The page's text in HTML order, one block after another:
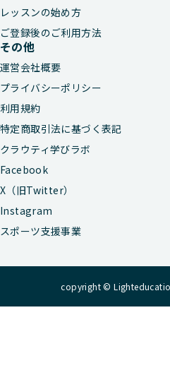
レッスンの始め方
ご登録後のご利用方法
その他
運営会社概要
プライバシーポリシー
利用規約
特定商取引法に基づく表記
クラウティ学びラボ
Facebook
X（旧Twitter）
Instagram
スポーツ支援事業
copyright ©